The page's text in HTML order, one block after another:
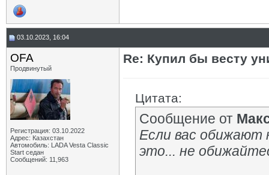
03.10.2023, 16:04
OFA
Продвинутый
Регистрация: 03.10.2022
Адрес: Казахстан
Автомобиль: LADA Vesta Classic
Start седан
Сообщений: 11,963
Re: Купил бы весту
Цитата:
Сообщение от
Если вас обижают
это... не